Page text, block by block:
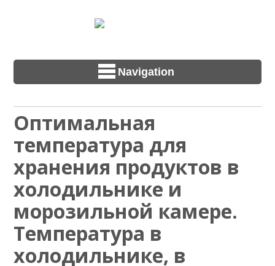
Navigation
Оптимальная
температура для
хранения продуктов в
холодильнике и
морозильной камере.
Температура в
холодильнике, в